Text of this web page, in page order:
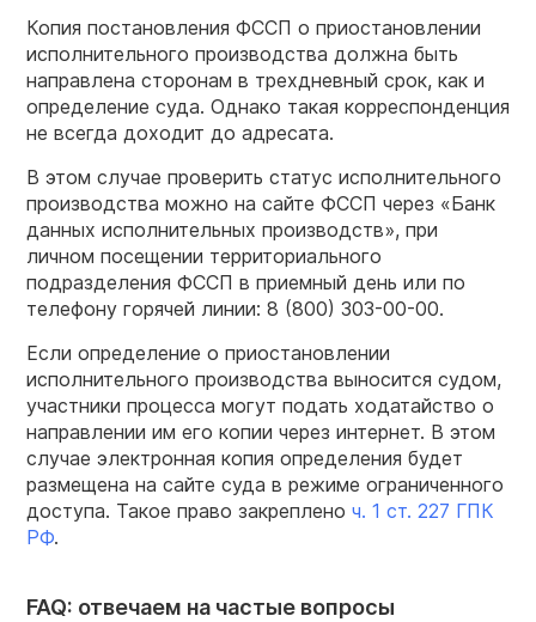
Копия постановления ФССП о приостановлении
исполнительного производства должна быть
направлена сторонам в трехдневный срок, как и
определение суда. Однако такая корреспонденция
не всегда доходит до адресата.
В этом случае проверить статус исполнительного
производства можно на сайте ФССП через «Банк
данных исполнительных производств», при
личном посещении территориального
подразделения ФССП в приемный день или по
телефону горячей линии: 8 (800) 303-00-00.
Если определение о приостановлении
исполнительного производства выносится судом,
участники процесса могут подать ходатайство о
направлении им его копии через интернет. В этом
случае электронная копия определения будет
размещена на сайте суда в режиме ограниченного
доступа. Такое право закреплено ч. 1 ст. 227 ГПК
РФ.
FAQ: отвечаем на частые вопросы